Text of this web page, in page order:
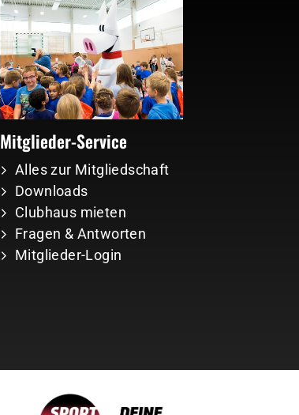
Mitglieder-Service
Alles zur Mitgliedschaft
Downloads
Clubhaus mieten
Fragen & Antworten
Mitglieder-Login